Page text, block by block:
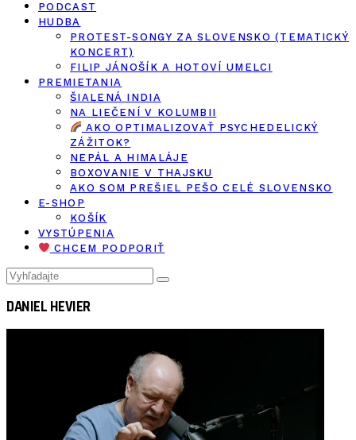
PODCAST
HUDBA
PROTEST-SONGY ZA SLOVENSKO (TEMATICKÝ
KONCERT)
FILIP JÁNOŠÍK A HOTOVÍ UMELCI
PREMIETANIA
ŠIALENÁ INDIA
NA LIEČENÍ V KOLUMBII
AKO OPTIMALIZOVAŤ PSYCHEDELICKÝ
ZÁŽITOK?
NEPÁL A HIMALÁJE
BOXOVANIE V THAJSKU
AKO SOM PREŠIEL PEŠO CELÉ SLOVENSKO
E-SHOP
KOŠÍK
VYSTÚPENIA
CHCEM PODPORIŤ
DANIEL HEVIER